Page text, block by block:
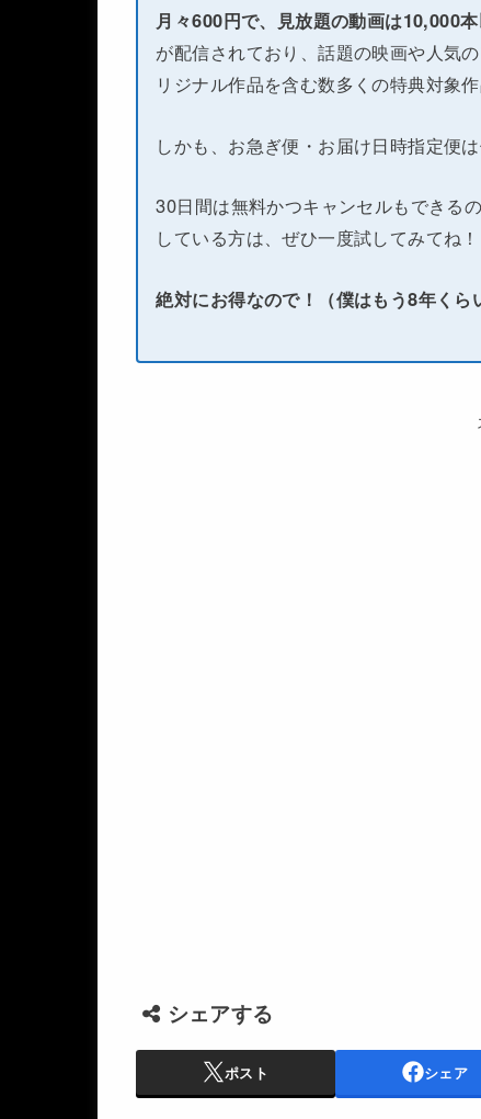
月々600円で、見放題の動画は10,000
が配信されており、話題の映画や人気
リジナル作品を含む数多くの特典対象
しかも、お急ぎ便・お届け日時指定便
30日間は無料かつキャンセルもできる
している方は、ぜひ一度試してみてね！
絶対にお得なので！（僕はもう8年くら
シェアする
ポスト シェア